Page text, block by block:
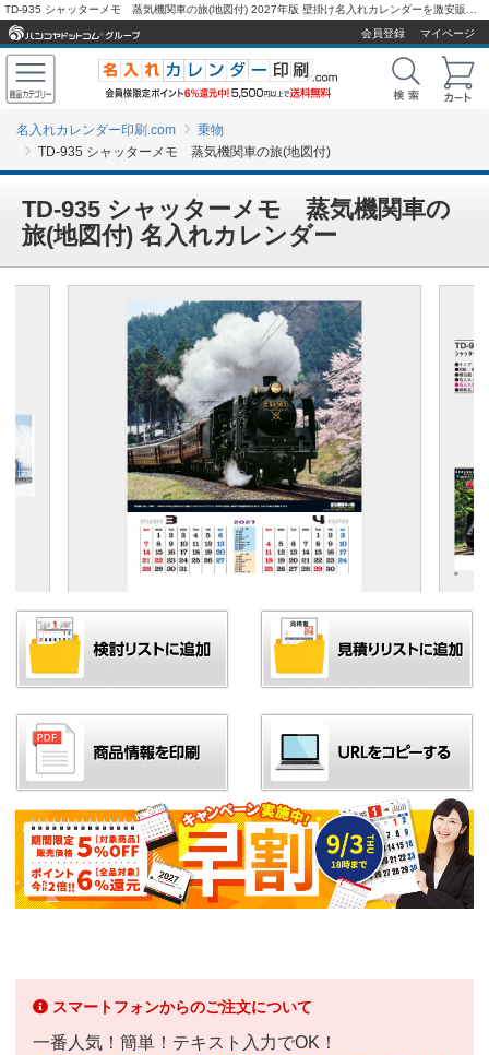
会員登録
マイページ
名入れカレンダー印刷.com
乗物
TD-935 シャッターメモ 蒸気機関車の旅(地図付)
TD-935 シャッターメモ 蒸気機関車の
旅(地図付) 名入れカレンダー
スマートフォンからのご注文について
一番人気！簡単！テキスト入力でOK！